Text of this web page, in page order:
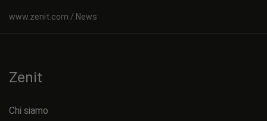
News
Zenit
Chi siamo